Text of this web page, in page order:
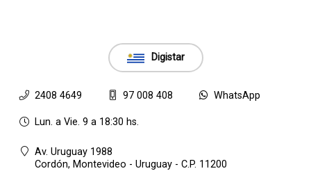
Digistar
2408 4649 97 008 408 WhatsApp
Lun. a Vie. 9 a 18:30 hs.
Av. Uruguay 1988
Cordón, Montevideo - Uruguay - C.P. 11200